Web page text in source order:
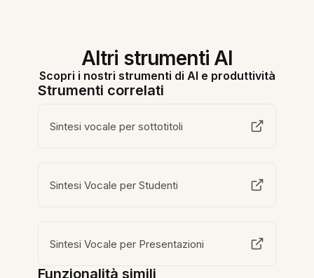
Altri strumenti AI
Scopri i nostri strumenti di AI e produttività
Strumenti correlati
Sintesi vocale per sottotitoli
Sintesi Vocale per Studenti
Sintesi Vocale per Presentazioni
Funzionalità simili